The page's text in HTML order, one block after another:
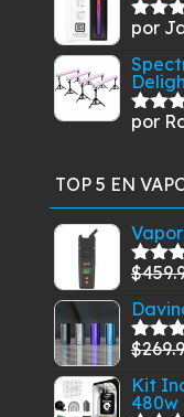
por
por
TOP 5 EN
5
$
5
$
Kit
480w